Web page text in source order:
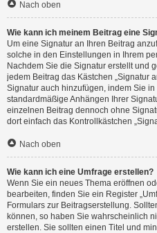
Nach oben
Wie kann ich meinem Beitrag eine
Um eine Signatur an Ihren Beitrag
solche in den Einstellungen in Ihrem
Nachdem Sie die Signatur erstellt und
jedem Beitrag das Kästchen „Signatur
Signatur auch hinzufügen, indem Sie
standardmäßige Anhängen Ihrer
einzelnen Beitrag dennoch ohne
dort einfach das Kontrollkästchen
Nach oben
Wie kann ich eine Umfrage erstellen?
Wenn Sie ein neues Thema eröffnen
bearbeiten, finden Sie ein Register
Formulars zur Beitragserstellung.
können, so haben Sie wahrscheinlich
erstellen. Sie sollten einen Titel und